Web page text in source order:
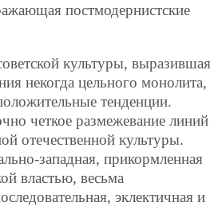
постмодернистские
культуры, выразившая
некогда цельного монолита,
тенденции.
четкое размежевание линий
отечественной культуры.
западная, прикормленная
властью, весьма
эклектичная и